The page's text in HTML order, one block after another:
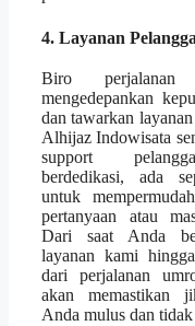
4. Layanan
Biro
mengedepankan
dan tawarkan
Alhijaz Indowisata
support
berdedikasi, ada
untuk
pertanyaan atau
Dari saat Anda
layanan kami
dari perjalanan
akan memastikan
Anda mulus dan